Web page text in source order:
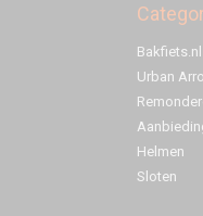
Bakfiets.nl
Urban
Helmen
Sloten